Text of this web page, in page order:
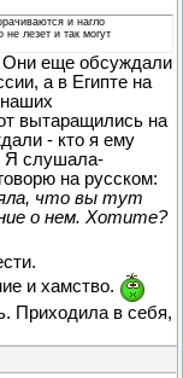
и нагло
лезет и так могут
Они еще обсуждали
а в Египте на
вытаращились на
- кто я ему
Я слушала-
на русском:
что вы тут
о нем. Хотите?
и хамство.
Приходила в себя,